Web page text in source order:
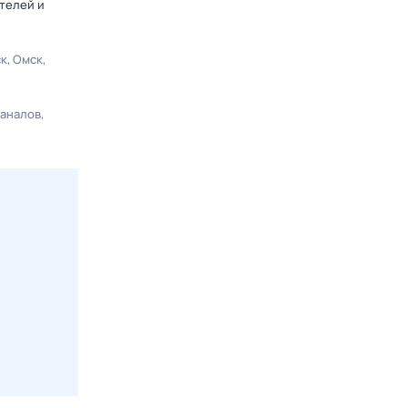
и
Омск